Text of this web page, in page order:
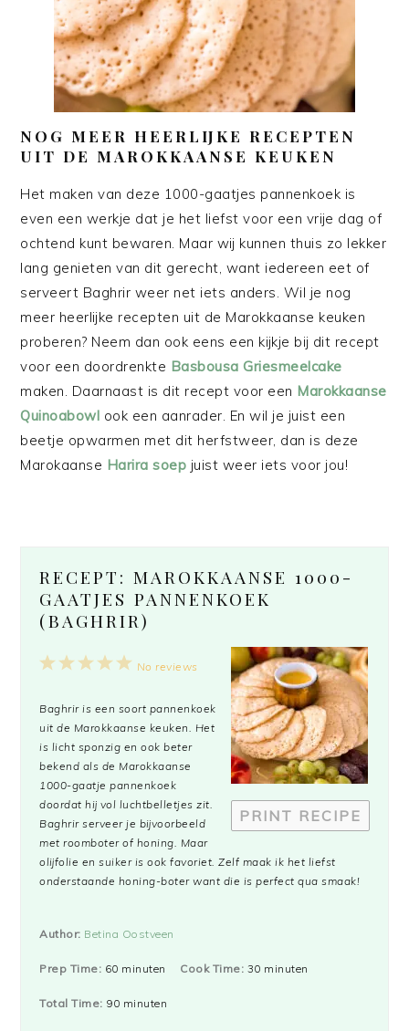
NOG MEER HEERLIJKE RECEPTEN
UIT DE MAROKKAANSE KEUKEN
Het maken van deze 1000-gaatjes pannenkoek is
even een werkje dat je het liefst voor een vrije dag of
ochtend kunt bewaren. Maar wij kunnen thuis zo lekker
lang genieten van dit gerecht, want iedereen eet of
serveert Baghrir weer net iets anders. Wil je nog
meer heerlijke recepten uit de Marokkaanse keuken
proberen? Neem dan ook eens een kijkje bij dit recept
voor een doordrenkte Basbousa Griesmeelcake
maken. Daarnaast is dit recept voor een Marokkaanse
Quinoabowl ook een aanrader. En wil je juist een
beetje opwarmen met dit herfstweer, dan is deze
Marokaanse Harira soep juist weer iets voor jou!
RECEPT: MAROKKAANSE 1000-
GAATJES PANNENKOEK
(BAGHRIR)
PRINT RECIPE
5
4
3
2
1
No reviews
Baghrir is een soort pannenkoek
uit de Marokkaanse keuken. Het
is licht sponzig en ook beter
bekend als de Marokkaanse
1000-gaatje pannenkoek
doordat hij vol luchtbelletjes zit.
Baghrir serveer je bijvoorbeeld
met roomboter of honing. Maar
olijfolie en suiker is ook favoriet. Zelf maak ik het liefst
onderstaande honing-boter want die is perfect qua smaak!
Author: Betina Oostveen
Prep Time: 60 minuten Cook Time: 30 minuten
Total Time: 90 minuten